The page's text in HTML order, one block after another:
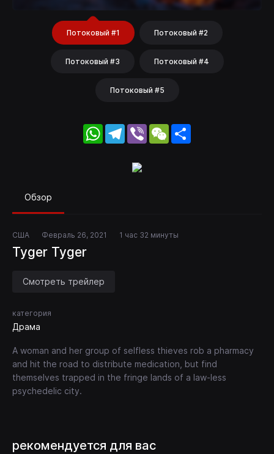
Потоковый #1 Потоковый #2
Потоковый #3 Потоковый #4
Потоковый #5
WhatsApp
Telegram
Viber WeChat
Обзор
США Февраль 26, 2021 1 час 32 минуты
Tyger Tyger
Смотреть трейлер
категория
Драма
A woman and her group of selfless thieves rob a pharmacy
and hit the road to distribute medication, but find
themselves trapped in the fringe lands of a law-less
psychedelic city.
рекомендуется для вас